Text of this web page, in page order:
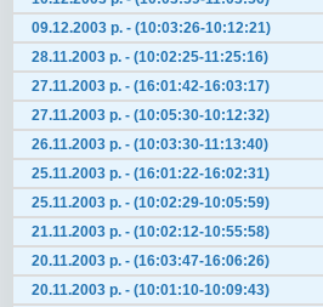
09.12.2003 р. - (10:03:26-10:12:21)
28.11.2003 р. - (10:02:25-11:25:16)
27.11.2003 р. - (16:01:42-16:03:17)
27.11.2003 р. - (10:05:30-10:12:32)
26.11.2003 р. - (10:03:30-11:13:40)
25.11.2003 р. - (16:01:22-16:02:31)
25.11.2003 р. - (10:02:29-10:05:59)
21.11.2003 р. - (10:02:12-10:55:58)
20.11.2003 р. - (16:03:47-16:06:26)
20.11.2003 р. - (10:01:10-10:09:43)